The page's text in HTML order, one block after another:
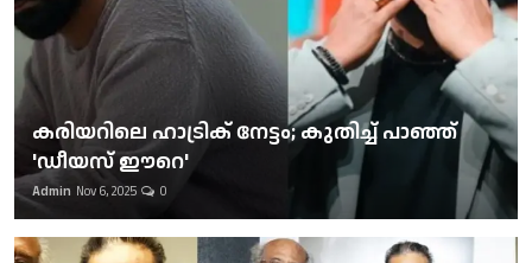
കരിയറിലെ ഹാട്രിക് നേട്ടം; കുതിച്ച് പാഞ്ഞ്
'ഡീയസ് ഈറെ'
Admin Nov 6, 2025 0